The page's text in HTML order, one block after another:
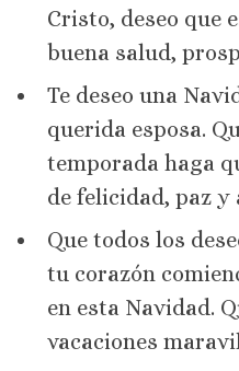
Cristo, deseo que
buena salud,
Te deseo una
querida esposa.
temporada haga
de felicidad, paz y
Que todos los
tu corazón
en esta Navidad.
vacaciones